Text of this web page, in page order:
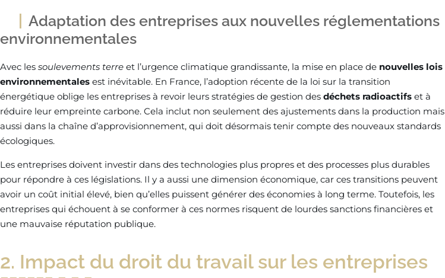
Adaptation des entreprises aux nouvelles réglementations
environnementales
Avec les soulevements terre et l’urgence climatique grandissante, la mise en place de nouvelles lois
environnementales est inévitable. En France, l’adoption récente de la loi sur la transition
énergétique oblige les entreprises à revoir leurs stratégies de gestion des déchets radioactifs et à
réduire leur empreinte carbone. Cela inclut non seulement des ajustements dans la production mais
aussi dans la chaîne d’approvisionnement, qui doit désormais tenir compte des nouveaux standards
écologiques.
Les entreprises doivent investir dans des technologies plus propres et des processes plus durables
pour répondre à ces législations. Il y a aussi une dimension économique, car ces transitions peuvent
avoir un coût initial élevé, bien qu’elles puissent générer des économies à long terme. Toutefois, les
entreprises qui échouent à se conformer à ces normes risquent de lourdes sanctions financières et
une mauvaise réputation publique.
2. Impact du droit du travail sur les entreprises